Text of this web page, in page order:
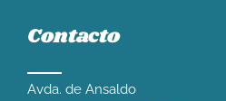
Contacto
Avda. de Ansaldo